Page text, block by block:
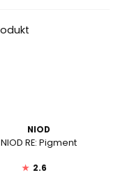
NIOD
NIOD RE: Pigment
★ 2.6